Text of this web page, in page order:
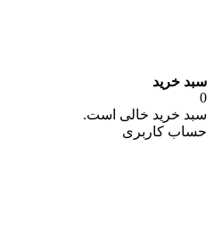
سبد خرید
0
سبد خرید خالی است.
حساب کاربری